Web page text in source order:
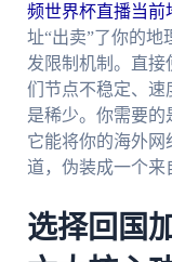
频世界杯直播当前
址“出卖”了你的地
发限制机制。直接
们节点不稳定、速
是稀少。你需要的
它能将你的海外网
道，伪装成一个来
选择回国